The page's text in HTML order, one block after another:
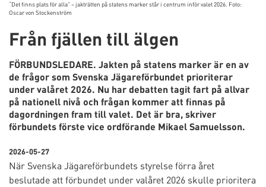
“Det finns plats för alla” – jakträtten på statens marker står i centrum inför valet 2026. Foto:
Oscar von Stockenström
Från fjällen till älgen
FÖRBUNDSLEDARE. Jakten på statens marker är en av
de frågor som Svenska Jägareförbundet prioriterar
under valåret 2026. Nu har debatten tagit fart på allvar
på nationell nivå och frågan kommer att finnas på
dagordningen fram till valet. Det är bra, skriver
förbundets förste vice ordförande Mikael Samuelsson.
2026-05-27
När Svenska Jägareförbundets styrelse förra året
beslutade att förbundet under valåret 2026 skulle prioritera